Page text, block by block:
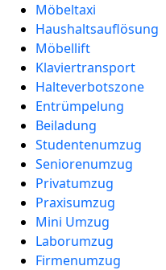
Möbeltaxi
Haushaltsauflösung
Möbellift
Klaviertransport
Halteverbotszone
Entrümpelung
Beiladung
Studentenumzug
Seniorenumzug
Privatumzug
Praxisumzug
Mini Umzug
Laborumzug
Firmenumzug